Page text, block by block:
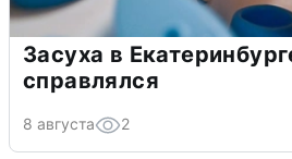
Засуха в
справлялся
8 августа 2